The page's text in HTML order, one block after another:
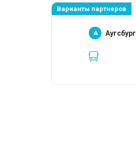
Варианты партнеров
A Аугсбург